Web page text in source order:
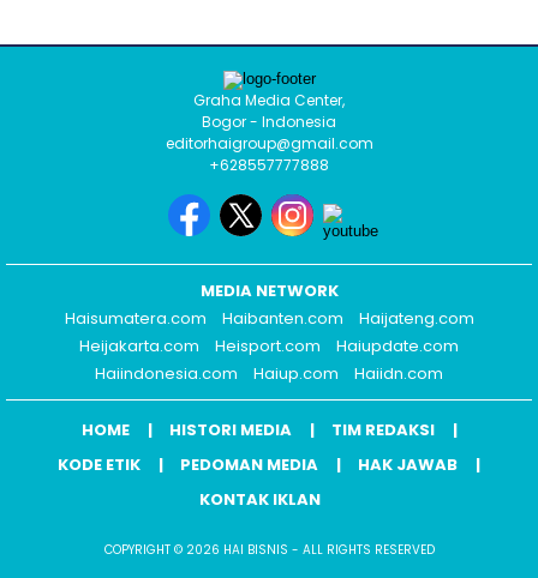
Graha Media Center,
Bogor - Indonesia
editorhaigroup@gmail.com
+628557777888
MEDIA NETWORK
Haisumatera.com
Haibanten.com
Haijateng.com
Heijakarta.com
Heisport.com
Haiupdate.com
Haiindonesia.com
Haiup.com Haiidn.com
HOME HISTORI MEDIA
TIM REDAKSI
KODE ETIK
PEDOMAN MEDIA
HAK JAWAB
KONTAK IKLAN
COPYRIGHT © 2026 HAI BISNIS - ALL RIGHTS RESERVED